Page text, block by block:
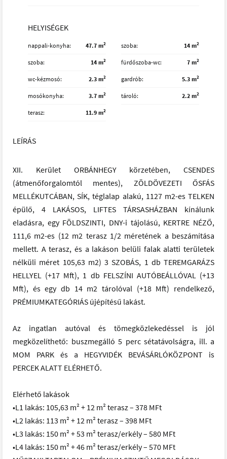
HELYISÉGEK
nappali-konyha 47.7 m2 szoba 14 m2
szoba 14 m2 fürdőszoba-wc 7 m2
wc-kézmosó 2.3 m2 gardrób 5.3 m2
mosókonyha 3.7 m2 tároló 2.2 m2
terasz 11.9 m2
LEÍRÁS
XII. Kerület ORBÁNHEGY körzetében, CSENDES
(átmenőforgalomtól mentes), ZÖLDÖVEZETI ŐSFÁS
MELLÉKUTCÁBAN, SÍK, téglalap alakú, 1127 m2-es TELKEN
épülő, 4 LAKÁSOS, LIFTES TÁRSASHÁZBAN kínálunk
eladásra, egy FÖLDSZINTI, DNY-i tájolású, KERTRE NÉZŐ,
111,6 m2-es (12 m2 terasz 1/2 méretének a beszámítása
mellett. A terasz, és a lakáson belüli falak alatti területek
nélküli méret 105,63 m2) 3 SZOBÁS, 1 db TEREMGARÁZS
HELLYEL (+17 Mft), 1 db FELSZÍNI AUTÓBEÁLLÓVAL (+13
Mft), és egy db 14 m2 tárolóval (+18 Mft) rendelkező,
PRÉMIUMKATEGÓRIÁS újépítésű lakást.
Az ingatlan autóval és tömegközlekedéssel is jól
megközelíthető: buszmegálló 5 perc sétatávolságra, ill. a
MOM PARK és a HEGYVIDÉK BEVÁSÁRLÓKÖZPONT is
PERCEK ALATT ELÉRHETŐ.
Elérhető lakások
•L1 lakás: 105,63 m² + 12 m² terasz – 378 MFt
•L2 lakás: 113 m² + 12 m² terasz – 398 MFt
•L3 lakás: 150 m² + 53 m² terasz/erkély – 580 MFt
•L4 lakás: 150 m² + 46 m² terasz/erkély – 570 MFt